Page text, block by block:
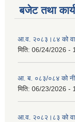
बजेट तथा
आ.व. २०८३।८४ को
मिति: 06/24/2026 -
आ. ब. ०८३/०८४ को
मिति: 06/23/2026 -
आ.व. २०८२।८३ को